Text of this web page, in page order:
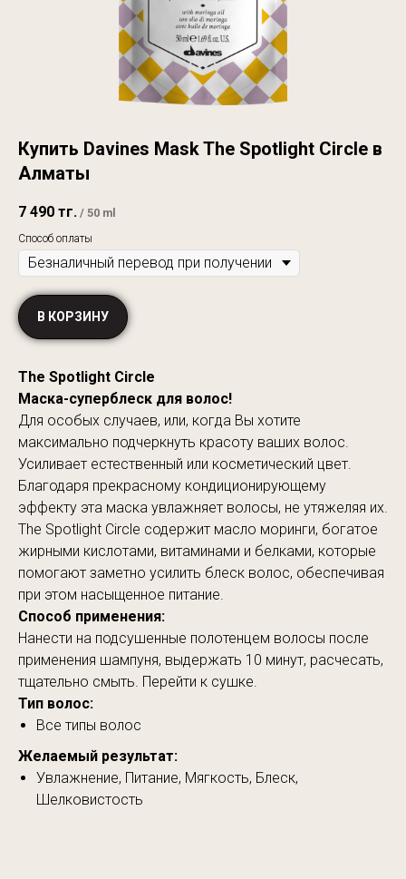
Купить Davines Mask The Spotlight Circle в
Алматы
7 490 тг. / 50 ml
Способ оплаты
В КОРЗИНУ
The Spotlight Circle
Маска-суперблеск для волос!
Для особых случаев, или, когда Вы хотите
максимально подчеркнуть красоту ваших волос.
Усиливает естественный или косметический цвет.
Благодаря прекрасному кондиционирующему
эффекту эта маска увлажняет волосы, не утяжеляя их.
The Spotlight Circle содержит масло моринги, богатое
жирными кислотами, витаминами и белками, которые
помогают заметно усилить блеск волос, обеспечивая
при этом насыщенное питание.
Способ применения:
Нанести на подсушенные полотенцем волосы после
применения шампуня, выдержать 10 минут, расчесать,
тщательно смыть. Перейти к сушке.
Тип волос:
Все типы волос
Желаемый результат:
Увлажнение, Питание, Мягкость, Блеск,
Шелковистость